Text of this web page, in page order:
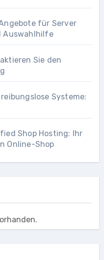
für Server
Auswahlhilfe
Sie den
Systeme:
Shop Hosting: Ihr
Online-Shop